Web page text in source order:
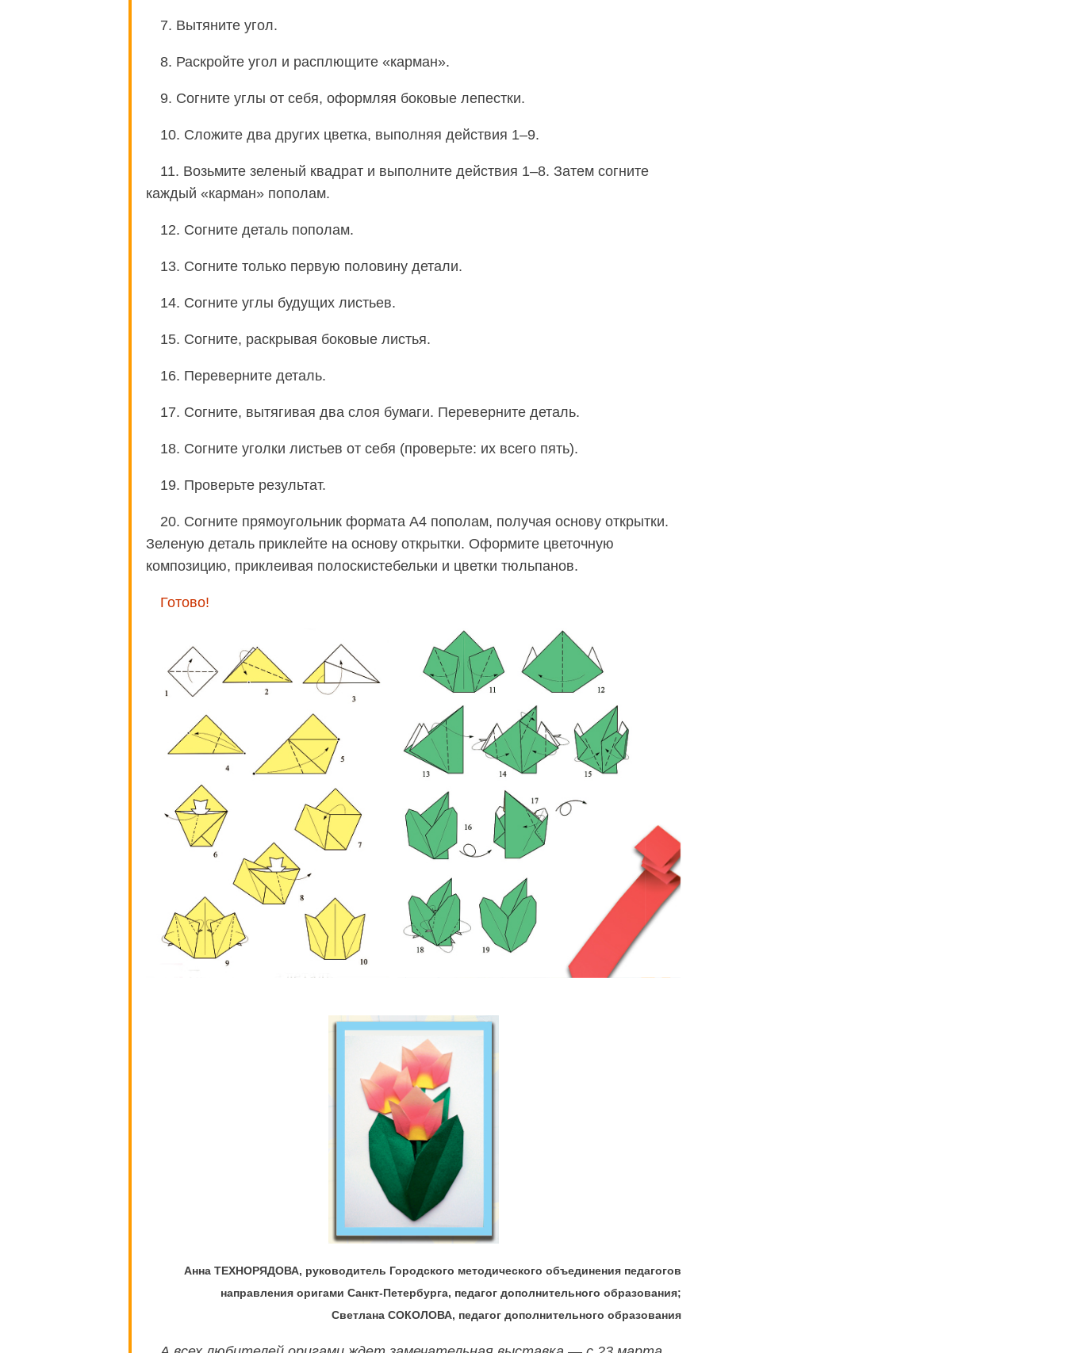
7. Вытяните угол.
8. Раскройте угол и расплющите «карман».
9. Согните углы от себя, оформляя боковые лепестки.
10. Сложите два других цветка, выполняя действия 1–9.
11. Возьмите зеленый квадрат и выполните действия 1–8. Затем согните
каждый «карман» пополам.
12. Согните деталь пополам.
13. Согните только первую половину детали.
14. Согните углы будущих листьев.
15. Согните, раскрывая боковые листья.
16. Переверните деталь.
17. Согните, вытягивая два слоя бумаги. Переверните деталь.
18. Согните уголки листьев от себя (проверьте: их всего пять).
19. Проверьте результат.
20. Согните прямоугольник формата А4 пополам, получая основу открытки.
Зеленую деталь приклейте на основу открытки. Оформите цветочную
композицию, приклеивая полоскистебельки и цветки тюльпанов.
Готово!
Анна ТЕХНОРЯДОВА, руководитель Городского методического объединения педагогов
направления оригами Санкт-Петербурга, педагог дополнительного образования;
Светлана СОКОЛОВА, педагог дополнительного образования